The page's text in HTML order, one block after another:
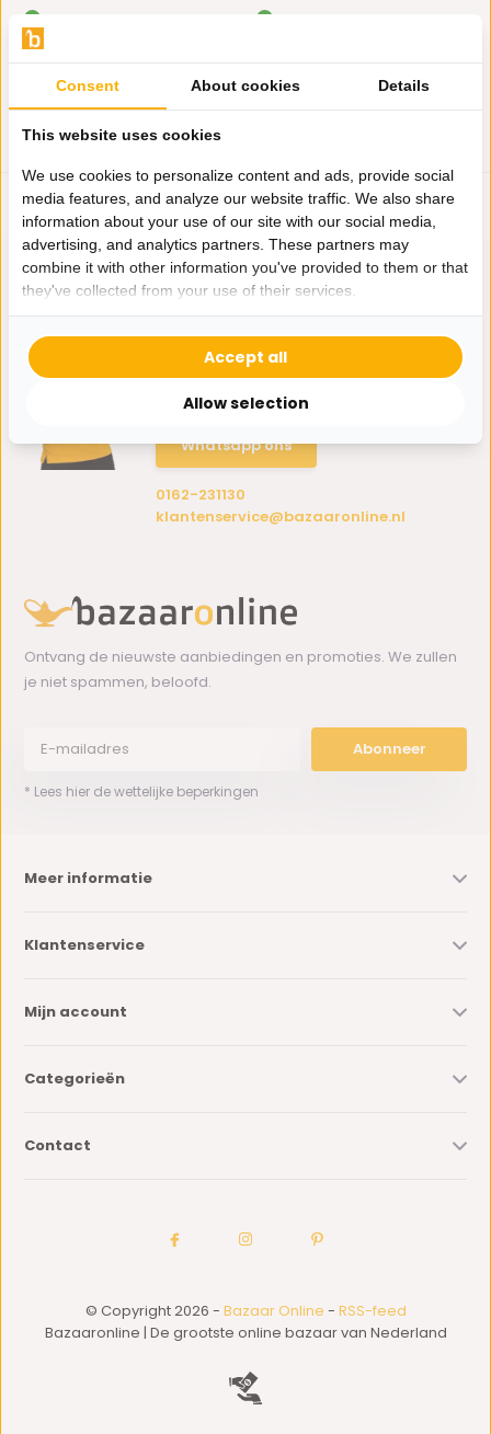
1.195,-
Hulp nodig?
Wij zitten voor je klaar.
Whatsapp ons
0162-231130
klantenservice@bazaaronline.nl
Ontvang de nieuwste aanbiedingen en promoties. We zullen
je niet spammen, beloofd.
Abonneer
* Lees hier de wettelijke beperkingen
Meer informatie
Klantenservice
Mijn account
Categorieën
Contact
© Copyright 2026 - Bazaar Online - RSS-feed
Bazaaronline | De grootste online bazaar van Nederland
Consent About cookies Details
This website uses cookies
We use cookies to personalize content and ads, provide social
media features, and analyze our website traffic. We also share
information about your use of our site with our social media,
advertising, and analytics partners. These partners may
combine it with other information you've provided to them or that
they've collected from your use of their services.
Allow selection
Accept all